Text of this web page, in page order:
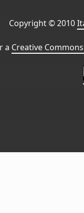
Copyright © 2010
a Creative